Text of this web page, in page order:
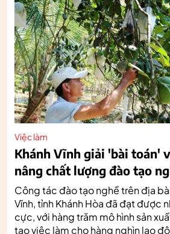
Việc làm
Khánh Vĩnh giải 'bài toán'
nâng chất lượng đào tạo
Công tác đào tạo nghề trên địa
Vĩnh, tỉnh Khánh Hòa đã đạt được
cực, với hàng trăm mô hình sản
tạo việc làm cho hàng nghìn lao